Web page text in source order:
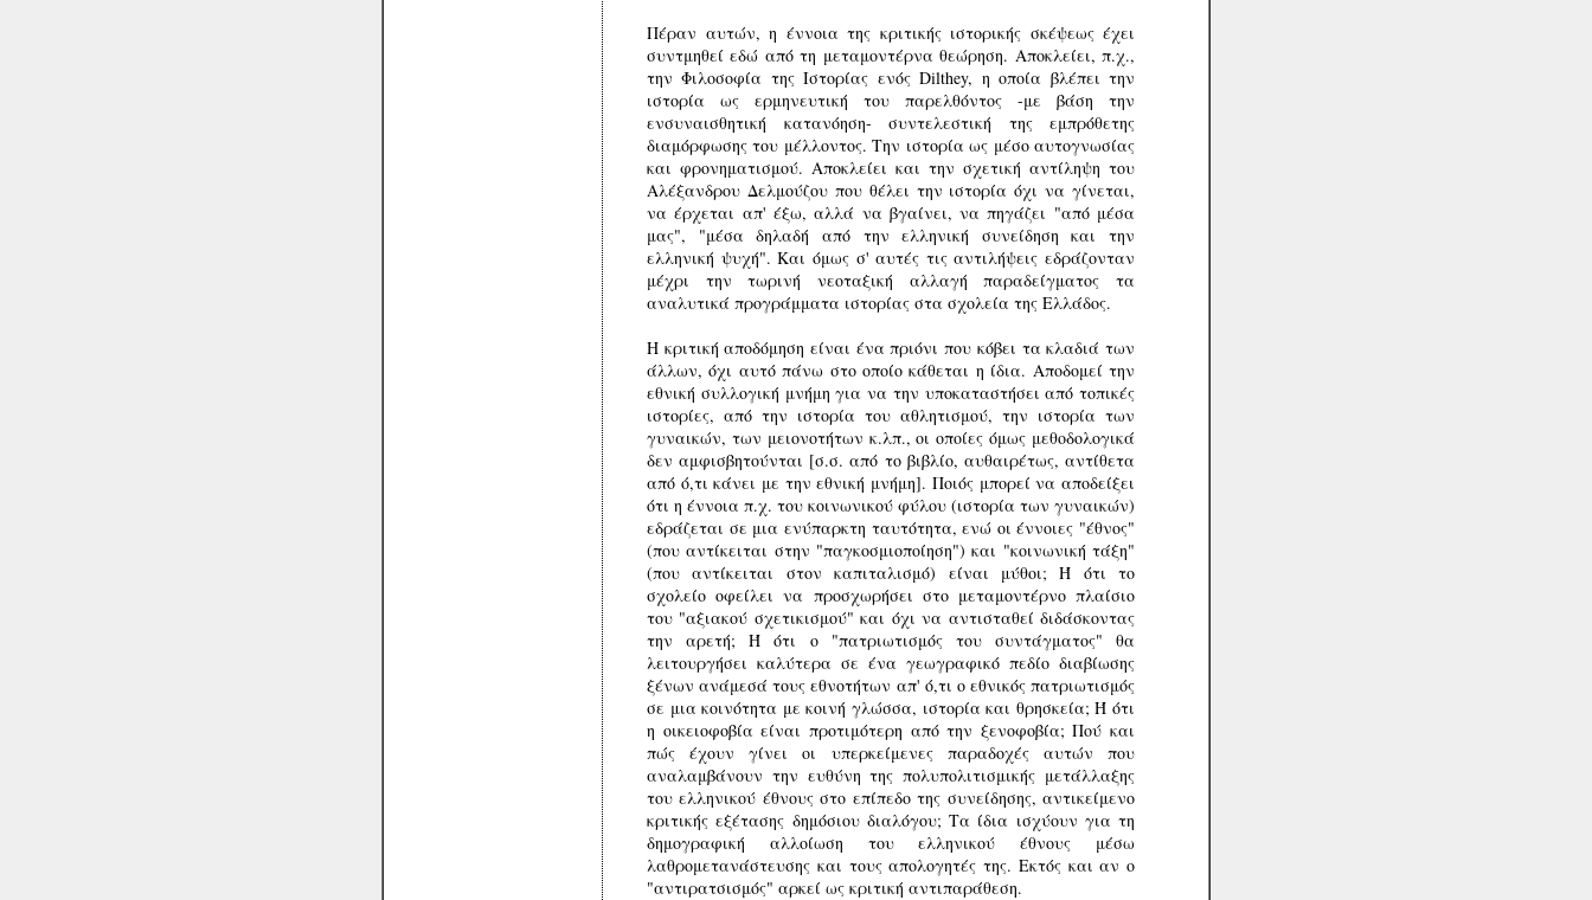
Πέραν αυτών, η έννοια της κριτικής ιστορικής σκέψεως έχει
συντμηθεί εδώ από τη μεταμοντέρνα θεώρηση. Αποκλείει, π.χ.,
την Φιλοσοφία της Ιστορίας ενός Dilthey, η οποία βλέπει την
ιστορία ως ερμηνευτική του παρελθόντος -με βάση την
ενσυναισθητική κατανόηση- συντελεστική της εμπρόθετης
διαμόρφωσης του μέλλοντος. Την ιστορία ως μέσο αυτογνωσίας
και φρονηματισμού. Αποκλείει και την σχετική αντίληψη του
Αλέξανδρου Δελμούζου που θέλει την ιστορία όχι να γίνεται,
να έρχεται απ' έξω, αλλά να βγαίνει, να πηγάζει "από μέσα
μας", "μέσα δηλαδή από την ελληνική συνείδηση και την
ελληνική ψυχή". Και όμως σ' αυτές τις αντιλήψεις εδράζονταν
μέχρι την τωρινή νεοταξική αλλαγή παραδείγματος τα
αναλυτικά προγράμματα ιστορίας στα σχολεία της Ελλάδος.
Η κριτική αποδόμηση είναι ένα πριόνι που κόβει τα κλαδιά των
άλλων, όχι αυτό πάνω στο οποίο κάθεται η ίδια. Αποδομεί την
εθνική συλλογική μνήμη για να την υποκαταστήσει από τοπικές
ιστορίες, από την ιστορία του αθλητισμού, την ιστορία των
γυναικών, των μειονοτήτων κ.λπ., οι οποίες όμως μεθοδολογικά
δεν αμφισβητούνται [σ.σ. από το βιβλίο, αυθαιρέτως, αντίθετα
από ό,τι κάνει με την εθνική μνήμη]. Ποιός μπορεί να αποδείξει
ότι η έννοια π.χ. του κοινωνικού φύλου (ιστορία των γυναικών)
εδράζεται σε μια ενύπαρκτη ταυτότητα, ενώ οι έννοιες "έθνος"
(που αντίκειται στην "παγκοσμιοποίηση") και "κοινωνική τάξη"
(που αντίκειται στον καπιταλισμό) είναι μύθοι; Ή ότι το
σχολείο οφείλει να προσχωρήσει στο μεταμοντέρνο πλαίσιο
του "αξιακού σχετικισμού" και όχι να αντισταθεί διδάσκοντας
την αρετή; Ή ότι ο "πατριωτισμός του συντάγματος" θα
λειτουργήσει καλύτερα σε ένα γεωγραφικό πεδίο διαβίωσης
ξένων ανάμεσά τους εθνοτήτων απ' ό,τι ο εθνικός πατριωτισμός
σε μια κοινότητα με κοινή γλώσσα, ιστορία και θρησκεία; Ή ότι
η οικειοφοβία είναι προτιμότερη από την ξενοφοβία; Πού και
πώς έχουν γίνει οι υπερκείμενες παραδοχές αυτών που
αναλαμβάνουν την ευθύνη της πολυπολιτισμικής μετάλλαξης
του ελληνικού έθνους στο επίπεδο της συνείδησης, αντικείμενο
κριτικής εξέτασης δημόσιου διαλόγου; Τα ίδια ισχύουν για τη
δημογραφική αλλοίωση του ελληνικού έθνους μέσω
λαθρομετανάστευσης και τους απολογητές της. Εκτός και αν ο
"αντιρατσισμός" αρκεί ως κριτική αντιπαράθεση.